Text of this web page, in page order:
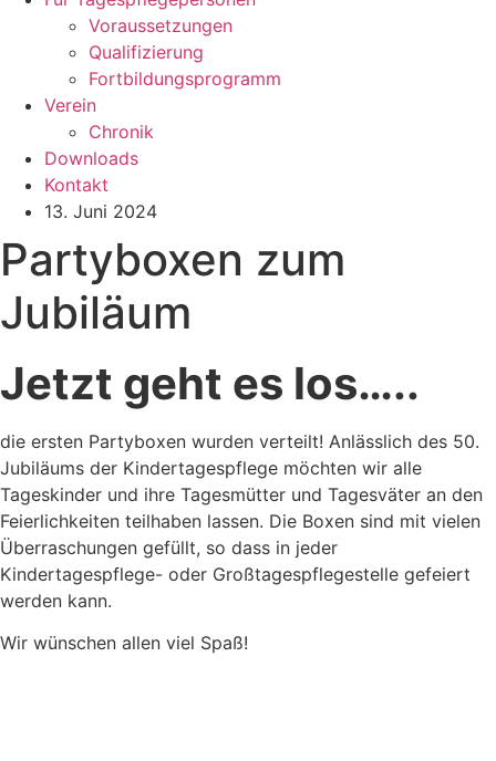
Voraussetzungen
Qualifizierung
Fortbildungsprogramm
Verein
Chronik
Downloads
Kontakt
13. Juni 2024
Partyboxen zum
Jubiläum
Jetzt geht es los…..
die ersten Partyboxen wurden verteilt! Anlässlich des 50.
Jubiläums der Kindertagespflege möchten wir alle
Tageskinder und ihre Tagesmütter und Tagesväter an den
Feierlichkeiten teilhaben lassen. Die Boxen sind mit vielen
Überraschungen gefüllt, so dass in jeder
Kindertagespflege- oder Großtagespflegestelle gefeiert
werden kann.
Wir wünschen allen viel Spaß!